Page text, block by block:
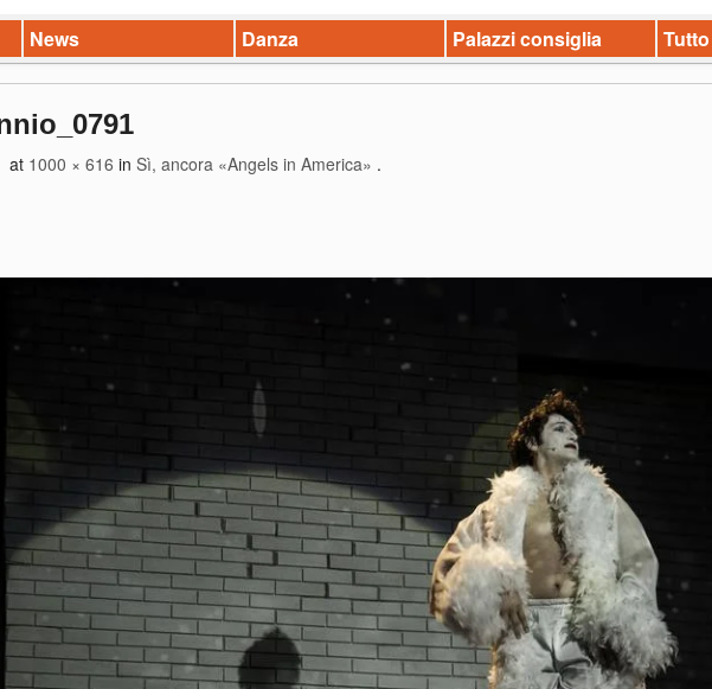
News Danza Palazzi consiglia
at 1000 × 616 in Sì, ancora «Angels in America» .